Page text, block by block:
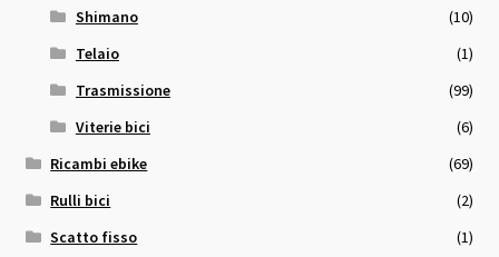
Shimano
(10)
Telaio
(1)
Trasmissione
(99)
Viterie bici
(6)
Ricambi ebike
(69)
Rulli bici
(2)
Scatto fisso
(1)